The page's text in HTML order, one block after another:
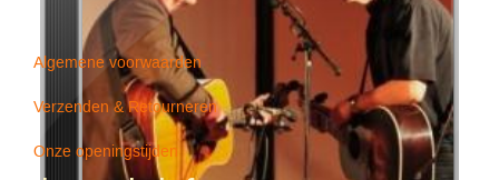
Algemene voorwaarden
Verzenden & Retourneren
Onze openingstijden